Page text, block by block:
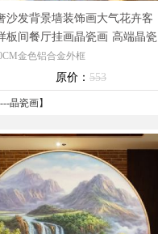
沙发背景墙装饰画大气花卉客
板间餐厅挂画晶瓷画 高端晶瓷
奢大气 纯手工制作
金色铝合金外框
原价： 553
---晶瓷画】